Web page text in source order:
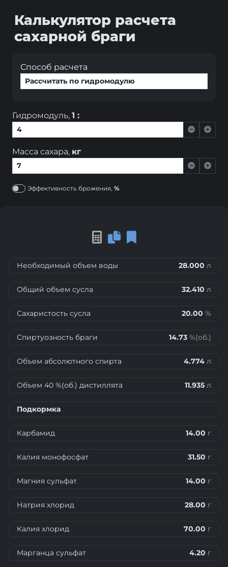
Калькулятор расчета
сахарной браги
Способ расчета
Гидромодуль, 1 :
Масса сахара, кг
Эффективность брожения, %
Необходимый объем воды 28.000 л
Общий объем сусла 32.410 л
Сахаристость сусла 20.00 %
Спиртуозность браги 14.73 %(об.)
Объем абсолютного спирта 4.774 л
Объем 40 %(об.) дистиллята 11.935 л
Подкормка
Карбамид 14.00 г
Калия монофосфат 31.50 г
Магния сульфат 14.00 г
Натрия хлорид 28.00 г
Калия хлорид 70.00 г
Марганца сульфат 4.20 г